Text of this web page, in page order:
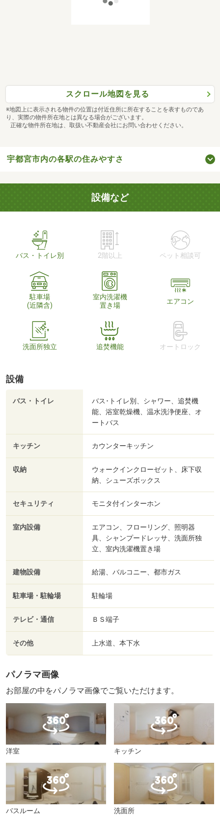
スクロール地図を見る
※地図上に表示される物件の位置は付近住所に所在することを表すものであ
り、実際の物件所在地とは異なる場合がございます。
正確な物件所在地は、取扱い不動産会社にお問い合わせください。
宇都宮市内の各駅の住みやすさ
設備など
バス・トイレ別 2階以上 ペット相談可
駐車場
(近隣含)
室内洗濯機
置き場
エアコン
洗面所独立 追焚機能 オートロック
設備
バス・トイレ
バス･トイレ別、シャワー、追焚機
能、浴室乾燥機、温水洗浄便座、オ
ートバス
キッチン カウンターキッチン
収納
ウォークインクローゼット、床下収
納、シューズボックス
セキュリティ モニタ付インターホン
室内設備
エアコン、フローリング、照明器
具、シャンプードレッサ、洗面所独
立、室内洗濯機置き場
建物設備 給湯、バルコニー、都市ガス
駐車場・駐輪場 駐輪場
テレビ・通信 ＢＳ端子
その他 上水道、本下水
パノラマ画像
お部屋の中をパノラマ画像でご覧いただけます。
洋室 キッチン
バスルーム 洗面所